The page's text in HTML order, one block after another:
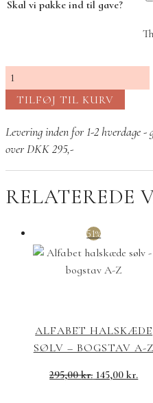
Skal vi pakke ind til gave?
Julie
Scrunchie
4-
pak
Blå/Grøn
TILFØJ TIL KURV
Levering inden for 1-2 hverdage -
over DKK 295,-
RELATEREDE
51%
ALFABET HALSKÆDE
SØLV – BOGSTAV A-Z
295,00kr. 145,00kr.